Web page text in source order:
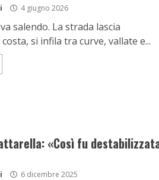
4 giugno 2026
salendo. La strada lascia
si infila tra curve, vallate e...
«Così fu
6 dicembre 2025